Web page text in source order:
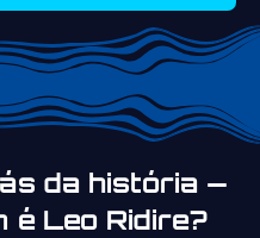
da história —
é Leo Ridire?